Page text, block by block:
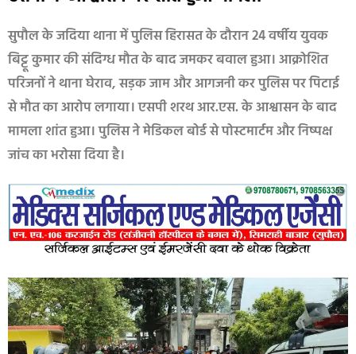
सुपौल के जदिया थाना में पुलिस हिरासत के दौरान 24 वर्षीय युवक
बिट्टू कुमार की संदिग्ध मौत के बाद जमकर बवाल हुआ। आक्रोशित
परिजनों ने थाना घेराव, सड़क जाम और आगजनी कर पुलिस पर पिटाई
से मौत का आरोप लगाया। एसपी शरथ आर.एस. के आश्वासन के बाद
मामला शांत हुआ। पुलिस ने मेडिकल बोर्ड से पोस्टमार्टम और निष्पक्ष
जांच का भरोसा दिया है।